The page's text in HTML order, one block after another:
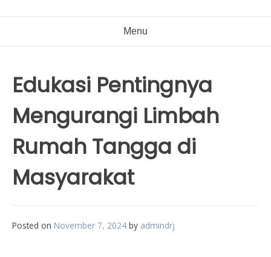
Menu
Edukasi Pentingnya
Mengurangi Limbah
Rumah Tangga di
Masyarakat
Posted on November 7, 2024 by admindrj